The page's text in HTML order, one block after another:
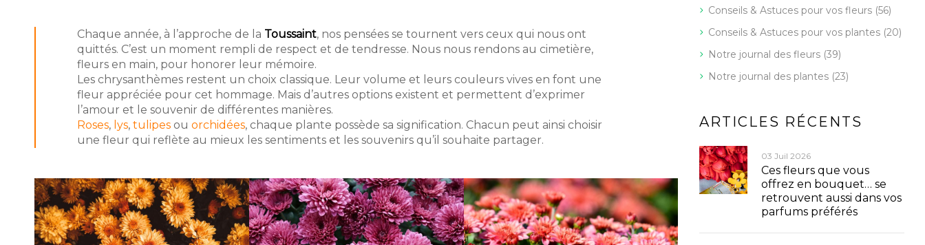
Chaque année, à l’approche de la Toussaint, nos pensées se tournent vers ceux qui nous ont
quittés. C’est un moment rempli de respect et de tendresse. Nous nous rendons au cimetière,
fleurs en main, pour honorer leur mémoire.
Les chrysanthèmes restent un choix classique. Leur volume et leurs couleurs vives en font une
fleur appréciée pour cet hommage. Mais d’autres options existent et permettent d’exprimer
l’amour et le souvenir de différentes manières.
Roses, lys, tulipes ou orchidées, chaque plante possède sa signification. Chacun peut ainsi choisir
une fleur qui reflète au mieux les sentiments et les souvenirs qu’il souhaite partager.
Conseils & Astuces pour vos fleurs(56)
Conseils & Astuces pour vos plantes(20)
Notre journal des fleurs(39)
Notre journal des plantes(23)
ARTICLES RÉCENTS
03 Juil 2026
Ces fleurs que vous
offrez en bouquet… se
retrouvent aussi dans vos
parfums préférés